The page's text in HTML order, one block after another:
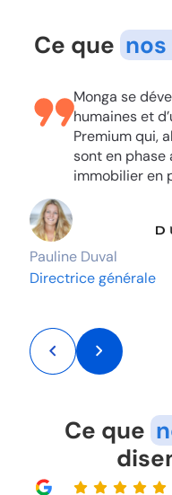
Ce que
Monga se
humaines et
Premium qui,
sont en phase
immobilier en
Pauline Duval
Directrice générale
Ce que